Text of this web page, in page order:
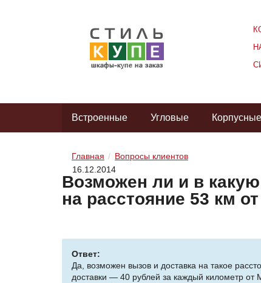
Встроенные Угловые Корпусные
Главная
Вопросы клиентов
16.12.2014
Возможен ли и в
на расстояние 53 км
Ответ:
Да, возможен вызов и доставка на такое
доставки — 40 рублей за каждый километр от